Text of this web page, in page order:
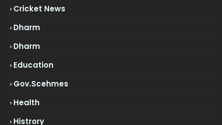
Cricket News
Dharm
Dharm
Education
Gov.scehmes
Health
Histrory